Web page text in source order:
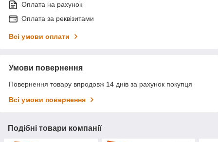
Оплата на рахунок
Оплата за реквізитами
Всі умови оплати
Умови повернення
Повернення товару впродовж 14 днів за рахунок покупця
Всі умови повернення
Подібні товари компанії